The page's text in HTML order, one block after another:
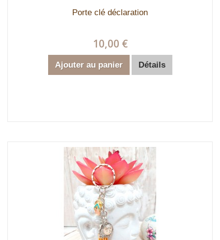
Porte clé déclaration
10,00 €
Ajouter au panier Détails